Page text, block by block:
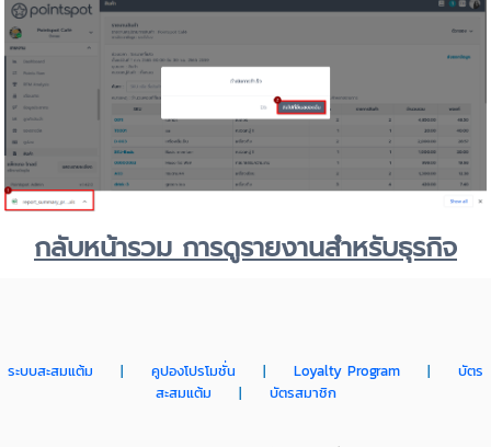
กลับหน้ารวม การดูรายงานสำหรับธุรกิจ
ระบบสะสมแต้ม | คูปองโปรโมชั่น | Loyalty Program | บัตร
สะสมแต้ม | บัตรสมาชิก